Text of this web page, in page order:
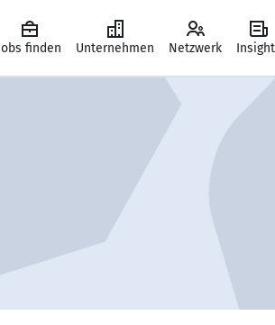
finden Unternehmen Netzwerk